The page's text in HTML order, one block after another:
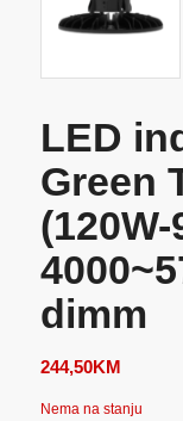
LED
Green
(120W-
dimm
244,50KM
Nema na stanju